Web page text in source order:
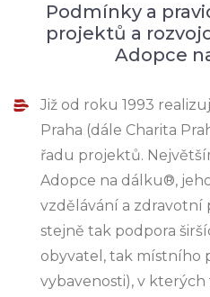
Podmínky a
projektů a
Adopce
Již od roku 1993
Praha (dále Charita
řadu projektů.
Adopce na dálku®,
vzdělávání a
stejně tak podpora
obyvatel, tak místního
vybavenosti), v